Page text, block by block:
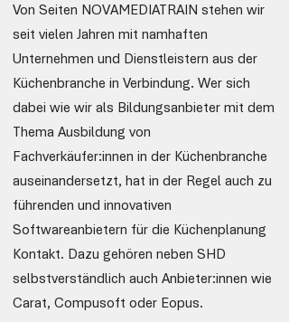
Von Seiten NOVAMEDIATRAIN stehen wir
seit vielen Jahren mit namhaften
Unternehmen und Dienstleistern aus der
Küchenbranche in Verbindung. Wer sich
dabei wie wir als Bildungsanbieter mit dem
Thema Ausbildung von
Fachverkäufer:innen in der Küchenbranche
auseinandersetzt, hat in der Regel auch zu
führenden und innovativen
Softwareanbietern für die Küchenplanung
Kontakt. Dazu gehören neben SHD
selbstverständlich auch Anbieter:innen wie
Carat, Compusoft oder Eopus.